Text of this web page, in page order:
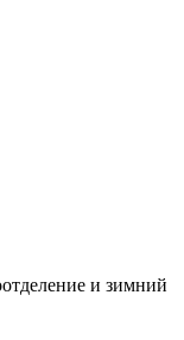
и зимний